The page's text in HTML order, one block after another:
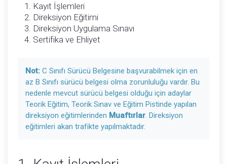
Kayıt İşlemleri
Direksiyon Eğitimi
Direksiyon Uygulama Sınavı
Sertifika ve Ehliyet
Not: C Sınıfı Sürücü Belgesine başvurabilmek için en
az B Sınıfı sürücü belgesi olma zorunluluğu vardır. Bu
nedenle mevcut sürücü belgesi olduğu için adaylar
Teorik Eğitim, Teorik Sınav ve Eğitim Pistinde yapılan
direksiyon eğitimlerinden Muaftırlar. Direksiyon
eğitimleri akan trafikte yapılmaktadır.